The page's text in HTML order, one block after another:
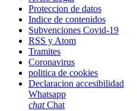
Proteccion de datos
Indice de contenidos
Subvenciones Covid-19
RSS y Atom
Tramites
Coronavirus
politica de cookies
Declaracion accesibilidad
Whatsapp
chat Chat